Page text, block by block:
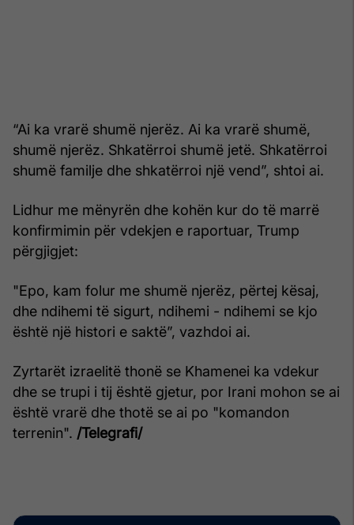
“Ai ka vrarë shumë njerëz. Ai ka vrarë shumë,
shumë njerëz. Shkatërroi shumë jetë. Shkatërroi
shumë familje dhe shkatërroi një vend”, shtoi ai.
Lidhur me mënyrën dhe kohën kur do të marrë
konfirmimin për vdekjen e raportuar, Trump
përgjigjet:
"Epo, kam folur me shumë njerëz, përtej kësaj,
dhe ndihemi të sigurt, ndihemi - ndihemi se kjo
është një histori e saktë”, vazhdoi ai.
Zyrtarët izraelitë thonë se Khamenei ka vdekur
dhe se trupi i tij është gjetur, por Irani mohon se ai
është vrarë dhe thotë se ai po "komandon
terrenin". /Telegrafi/